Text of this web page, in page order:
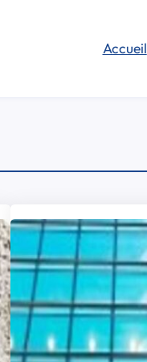
Accueil